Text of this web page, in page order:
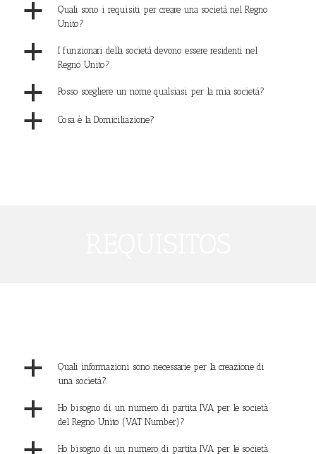
a
Quali sono i requisiti per creare una societá nel Regno
Unito?
a
I funzionari della societá devono essere residenti nel
Regno Unito?
a Posso scegliere un nome qualsiasi per la mia societá?
a Cosa è la Domiciliazione?
a
Quali informazioni sono necessarie per la creazione di
una societá?
a
Ho bisogno di un numero di partita IVA per le società
del Regno Unito (VAT Number)?
Ho bisogno di un numero di partita IVA per le società